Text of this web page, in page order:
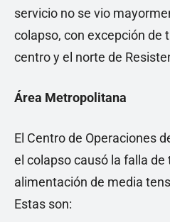
servicio no se vio
colapso, con excepción de
centro y el norte de
Área Metropolitana
El Centro de Operaciones
el colapso causó la falla de
alimentación de media
Estas son: